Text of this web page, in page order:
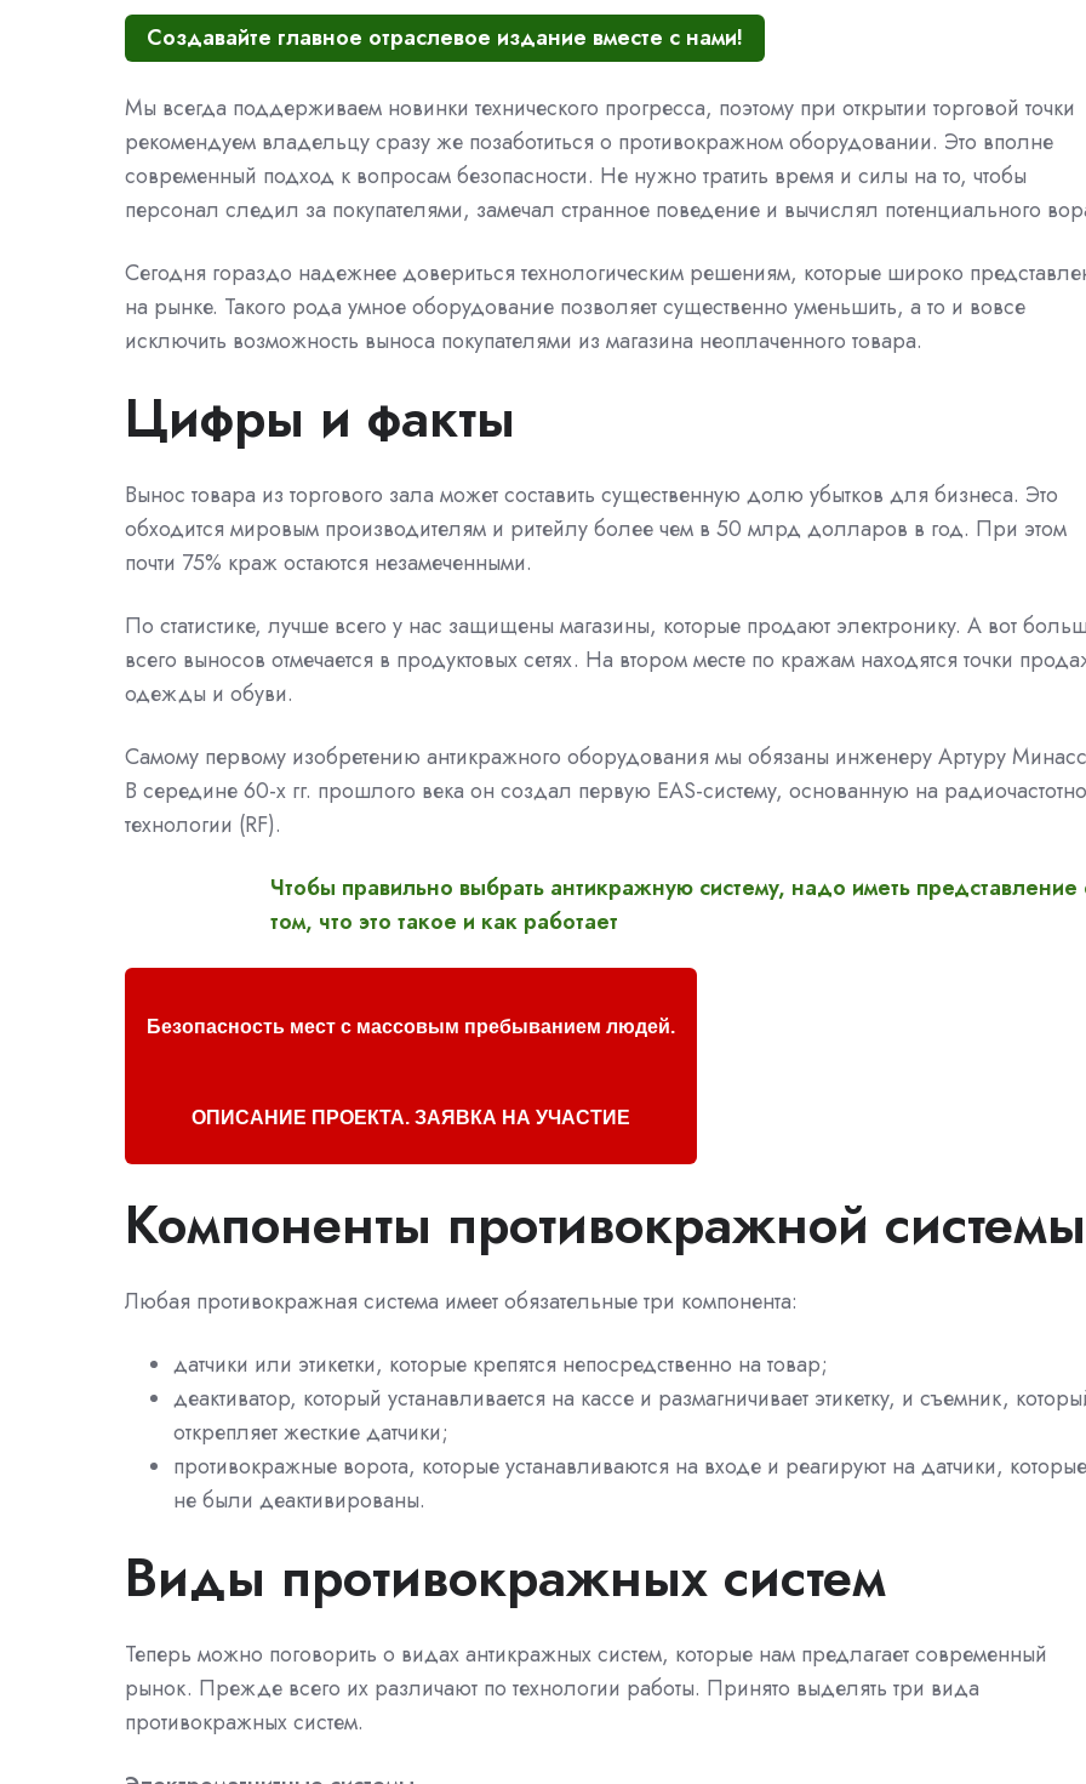
Создавайте главное отраслевое издание вместе с нами!
Мы всегда поддерживаем новинки технического прогресса, поэтому при открытии торговой точки
рекомендуем владельцу сразу же позаботиться о противокражном оборудовании. Это вполне
современный подход к вопросам безопасности. Не нужно тратить время и силы на то, чтобы
персонал следил за покупателями, замечал странное поведение и вычислял потенциального
Сегодня гораздо надежнее довериться технологическим решениям, которые широко
на рынке. Такого рода умное оборудование позволяет существенно уменьшить, а то и вовсе
исключить возможность выноса покупателями из магазина неоплаченного товара.
Цифры и факты
Вынос товара из торгового зала может составить существенную долю убытков для бизнеса. Это
обходится мировым производителям и ритейлу более чем в 50 млрд долларов в год. При этом
почти 75% краж остаются незамеченными.
По статистике, лучше всего у нас защищены магазины, которые продают электронику. А вот
всего выносов отмечается в продуктовых сетях. На втором месте по кражам находятся точки
одежды и обуви.
Самому первому изобретению антикражного оборудования мы обязаны инженеру Артуру
В середине 60-х гг. прошлого века он создал первую EAS-систему, основанную на
технологии (RF).
Чтобы правильно выбрать антикражную систему, надо иметь представление
том, что это такое и как работает
Безопасность мест с массовым пребыванием людей.
ОПИСАНИЕ ПРОЕКТА. ЗАЯВКА НА УЧАСТИЕ
Компоненты противокражной системы
Любая противокражная система имеет обязательные три компонента:
датчики или этикетки, которые крепятся непосредственно на товар;
деактиватор, который устанавливается на кассе и размагничивает этикетку, и съемник,
открепляет жесткие датчики;
противокражные ворота, которые устанавливаются на входе и реагируют на датчики, которые
не были деактивированы.
Виды противокражных систем
Теперь можно поговорить о видах антикражных систем, которые нам предлагает современный
рынок. Прежде всего их различают по технологии работы. Принято выделять три вида
противокражных систем.